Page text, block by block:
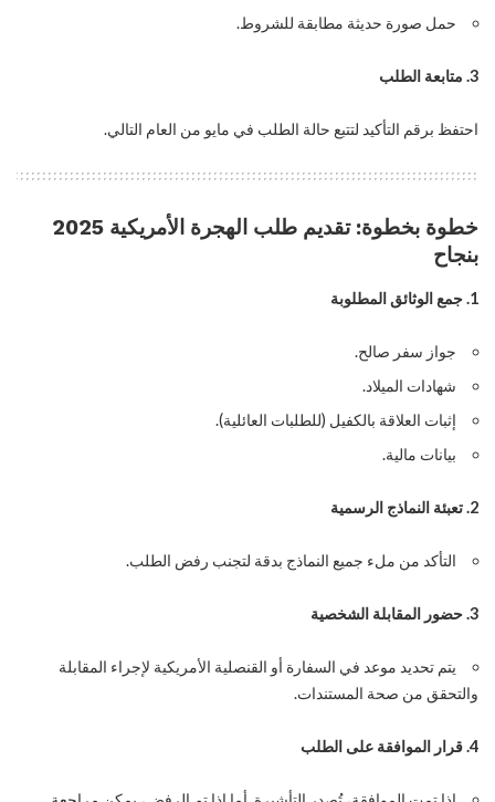
حمل صورة حديثة مطابقة للشروط.
3. متابعة الطلب
احتفظ برقم التأكيد لتتبع حالة الطلب في مايو من العام التالي.
خطوة بخطوة: تقديم طلب الهجرة الأمريكية 2025
بنجاح
1. جمع الوثائق المطلوبة
جواز سفر صالح.
شهادات الميلاد.
إثبات العلاقة بالكفيل (للطلبات العائلية).
بيانات مالية.
2. تعبئة النماذج الرسمية
التأكد من ملء جميع النماذج بدقة لتجنب رفض الطلب.
3. حضور المقابلة الشخصية
يتم تحديد موعد في السفارة أو القنصلية الأمريكية لإجراء المقابلة
والتحقق من صحة المستندات.
4. قرار الموافقة على الطلب